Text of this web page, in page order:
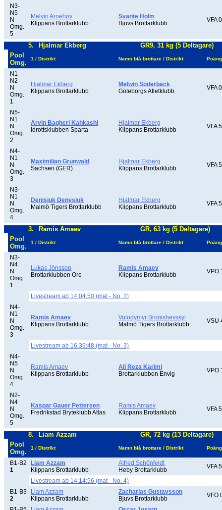
N3-
N5
N
Omg.
5
Melvin Arnehov
Klippans Brottarklubb
Svante Holm
Bjuvs Brottarklubb
VFA
5. Hjalmar Ekberg
GR9, 31 kg (5 Deltagare)
Pool
Omg.
1 / Distrikt Namn blå brottare / Distrikt Poäng
N1-
N2
N
Omg.
1
Hjalmar Ekberg
Klippans Brottarklubb
Melwin Söderbäck
Göteborgs Atletklubb
VFA
N5-
N1
N
Omg.
2
Arvin Bagheri Kahkashi
Idrottsklubben Sparta
Hjalmar Ekberg
Klippans Brottarklubb
VFA
N4-
N1
N
Omg.
3
Maximilian Grunwald
Sachsen (GER)
Hjalmar Ekberg
Klippans Brottarklubb
VFA
N3-
N1
N
Omg.
4
Denisiuk Denysiuk
Malmö Tigers Brottarklubb
Hjalmar Ekberg
Klippans Brottarklubb
VFA
3. Ramis Amaev
GR, 63 kg (5 Deltagare)
Pool
Omg.
1 / Distrikt Namn blå brottare / Distrikt Poäng
N3-
N4
N
Omg.
1
Lukas Jönsson
Brottarklubben Ore
Ramis Amaev
Klippans Brottarklubb
VPO
Livestream ab 14:04:50 (mat - No. 3)
N4-
N1
N
Omg.
3
Ramis Amaev
Klippans Brottarklubb
Volodymyr Bronishevskyi
Malmö Tigers Brottarklubb
VSU
Livestream ab 16:39:48 (mat - No. 3)
N4-
N5
N
Omg.
4
Ramis Amaev
Klippans Brottarklubb
Ali Reza Karimi
Brottarklubben Envig
VPO
N2-
N4
N
Omg.
5
Kaspar Gauer Pettersen
Fredrikstad Bryteklubb Atlas
Ramis Amaev
Klippans Brottarklubb
VFA
8. Liam Azzam
GR, 72 kg (13 Deltagare)
Pool
Omg.
1 / Distrikt Namn blå brottare / Distrikt Poäng
B1-B2
1
Liam Azzam
Klippans Brottarklubb
Alfred Schönfeldt
Heby Brottarklubb
VFA
Livestream ab 14:14:56 (mat - No. 4)
B1-B3
2
Liam Azzam
Klippans Brottarklubb
Zacharias Gustavsson
Bjuvs Brottarklubb
VFO